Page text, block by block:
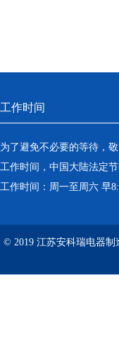
工作时间
为了避免不必要的等待，
工作时间，中国大陆法定节
工作时间：周一至周六 早
© 2019 江苏安科瑞电器制